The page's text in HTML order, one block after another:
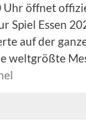
Uhr öffnet
Spiel Essen
auf der
weltgrößte